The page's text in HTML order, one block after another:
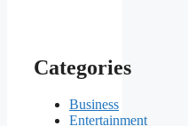
Categories
Business
Entertainment